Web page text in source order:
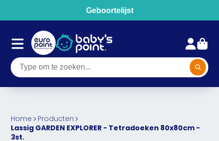
Geboortelijst
Home
Producten
Lassig GARDEN EXPLORER - Tetradoeken 80x80cm -
3st.